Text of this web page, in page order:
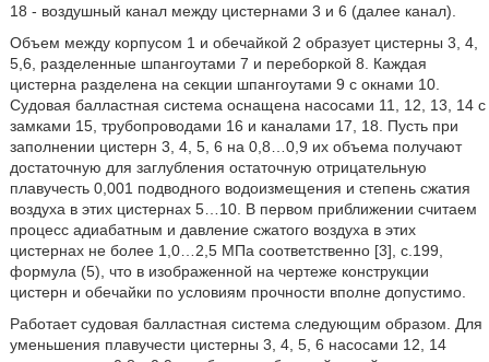
18 - воздушный канал между цистернами 3 и 6 (далее канал).
Объем между корпусом 1 и обечайкой 2 образует цистерны 3, 4,
5,6, разделенные шпангоутами 7 и переборкой 8. Каждая
цистерна разделена на секции шпангоутами 9 с окнами 10.
Судовая балластная система оснащена насосами 11, 12, 13, 14 с
замками 15, трубопроводами 16 и каналами 17, 18. Пусть при
заполнении цистерн 3, 4, 5, 6 на 0,8…0,9 их объема получают
достаточную для заглубления остаточную отрицательную
плавучесть 0,001 подводного водоизмещения и степень сжатия
воздуха в этих цистернах 5…10. В первом приближении считаем
процесс адиабатным и давление сжатого воздуха в этих
цистернах не более 1,0…2,5 МПа соответственно [3], с.199,
формула (5), что в изображенной на чертеже конструкции
цистерн и обечайки по условиям прочности вполне допустимо.
Работает судовая балластная система следующим образом. Для
уменьшения плавучести цистерны 3, 4, 5, 6 насосами 12, 14